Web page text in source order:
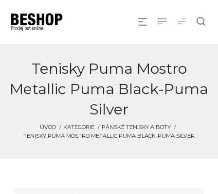
Tenisky Puma Mostro
Metallic Puma Black-Puma
Silver
ÚVOD KATEGORIE
PÁNSKÉ TENISKY A BOTY
TENISKY PUMA MOSTRO METALLIC PUMA BLACK-PUMA SILVER